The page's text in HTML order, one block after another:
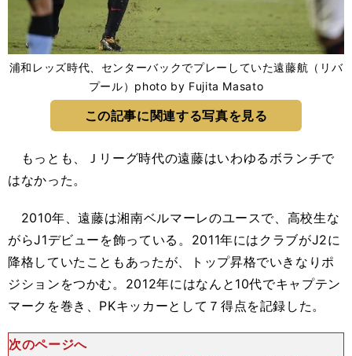
浦和レッズ時代、センターバックでプレーしていた遠藤航（リバ
プール）photo by Fujita Masato
この記事に関連する写真を見る
もっとも、Ｊリーグ時代の遠藤はいわゆるボランチで
はなかった。
2010年、遠藤は湘南ベルマーレのユースで、高校生な
がらJ1デビューを飾っている。2011年にはクラブがJ2に
降格していたこともあったが、トップ昇格でいきなりポ
ジションをつかむ。2012年にはなんと10代でキャプテン
マークを巻き、PKキッカーとして７得点を記録した。
次のページへ